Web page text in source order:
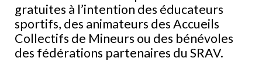
gratuites à l’intention des éducateurs
sportifs, des animateurs des Accueils
Collectifs de Mineurs ou des bénévoles
des fédérations partenaires du SRAV.